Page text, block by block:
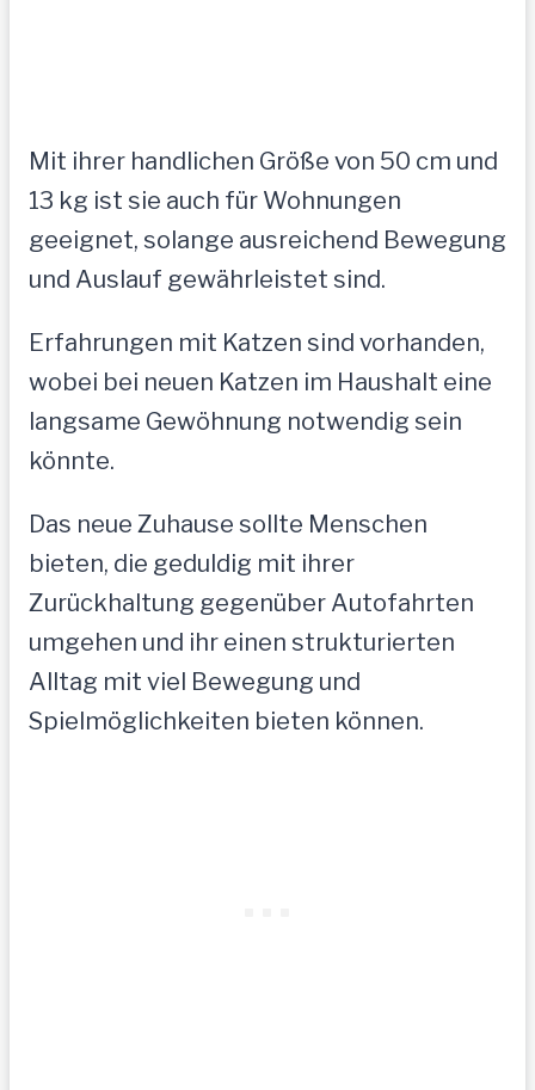
Mit ihrer handlichen Größe von 50 cm und
13 kg ist sie auch für Wohnungen
geeignet, solange ausreichend Bewegung
und Auslauf gewährleistet sind.
Erfahrungen mit Katzen sind vorhanden,
wobei bei neuen Katzen im Haushalt eine
langsame Gewöhnung notwendig sein
könnte.
Das neue Zuhause sollte Menschen
bieten, die geduldig mit ihrer
Zurückhaltung gegenüber Autofahrten
umgehen und ihr einen strukturierten
Alltag mit viel Bewegung und
Spielmöglichkeiten bieten können.